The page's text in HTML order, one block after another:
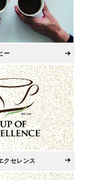
ー
クセレンス